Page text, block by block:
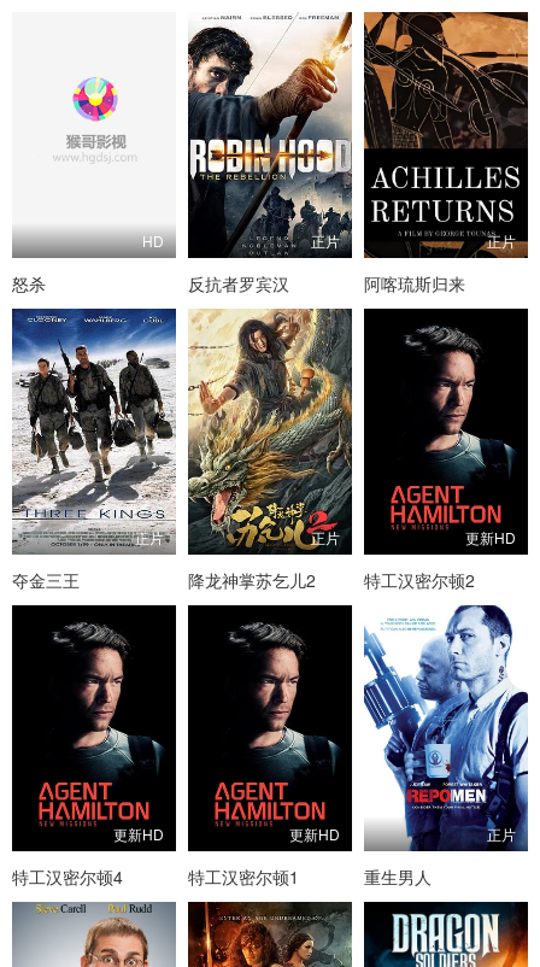
HD
怒杀
正片
反抗者罗宾汉
正片
阿喀琉斯归来
正片
夺金三王
正片
降龙神掌苏乞儿2
更新HD
特工汉密尔顿2
更新HD
特工汉密尔顿4
更新HD
特工汉密尔顿1
正片
重生男人